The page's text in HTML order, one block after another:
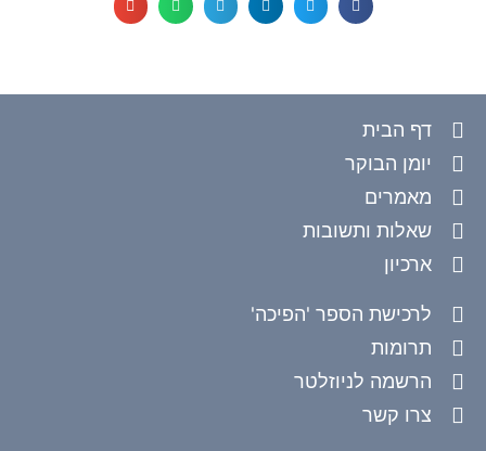
דף הבית
יומן הבוקר
מאמרים
שאלות ותשובות
ארכיון
לרכישת הספר 'הפיכה'
תרומות
הרשמה לניוזלטר
צרו קשר